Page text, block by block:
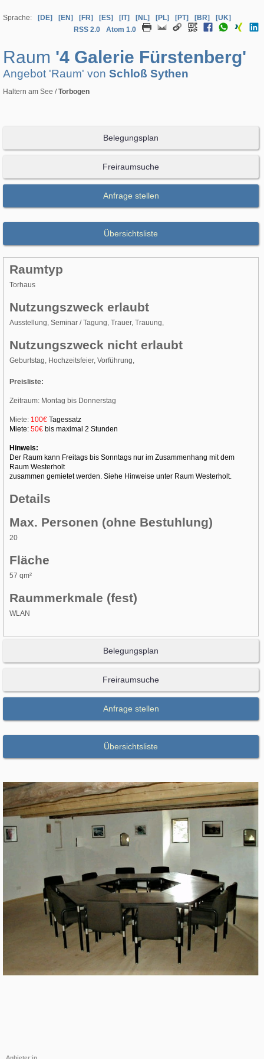
Sprache: [DE] [EN] [FR] [ES] [IT] [NL] [PL] [PT] [BR]
[UK]
RSS 2.0
Atom 1.0
Raum '4 Galerie Fürstenberg'
Angebot 'Raum' von Schloß Sythen
Haltern am See /Torbogen
Belegungsplan
Freiraumsuche
Anfrage stellen
Übersichtsliste
Raumtyp
Torhaus
Nutzungszweck erlaubt
Ausstellung, Seminar / Tagung, Trauer, Trauung,
Nutzungszweck nicht erlaubt
Geburtstag, Hochzeitsfeier, Vorführung,
Preisliste:
Zeitraum: Montag bis Donnerstag
Miete: 100€ Tagessatz
Miete: 50€ bis maximal 2 Stunden
Hinweis:
Der Raum kann Freitags bis Sonntags nur im Zusammenhang mit dem
Raum Westerholt
zusammen gemietet werden. Siehe Hinweise unter Raum Westerholt.
Details
Max. Personen (ohne Bestuhlung)
20
Fläche
57 qm²
Raummerkmale (fest)
WLAN
Belegungsplan
Freiraumsuche
Anfrage stellen
Übersichtsliste
Anbieter:in